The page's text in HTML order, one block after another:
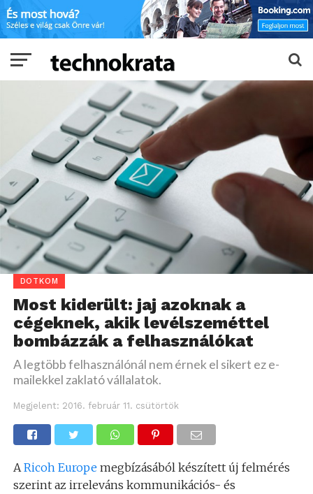
DOTKOM
Most kiderült: jaj azoknak a
cégeknek, akik levélszeméttel
bombázzák a felhasználókat
A legtöbb felhasználónál nem érnek el sikert ez e-
mailekkel zaklató vállalatok.
Megjelent: 2016. február 11. csütörtök
A Ricoh Europemegbízásából készített új felmérés
szerint az irreleváns kommunikációs- és